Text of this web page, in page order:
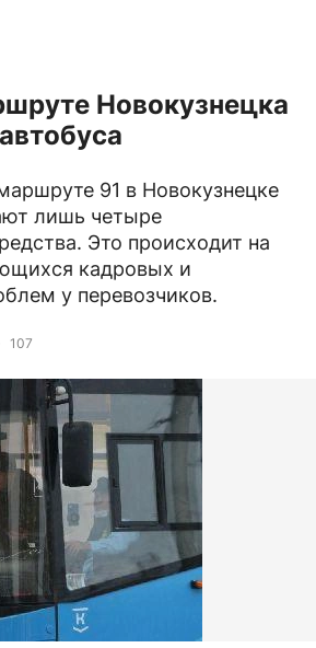
Новокузнецка
91 в Новокузнецке
лишь четыре
Это происходит на
кадровых и
у перевозчиков.
107